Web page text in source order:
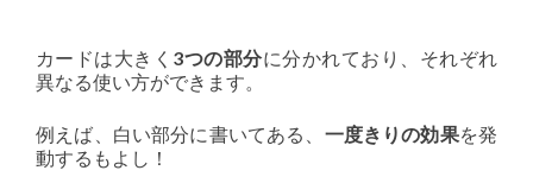
カードは大きく 3つの部分に分かれており、それぞれ
異なる使い方ができます。
例えば、白い部分に書いてある、 一度きりの効果を発
動するもよし！